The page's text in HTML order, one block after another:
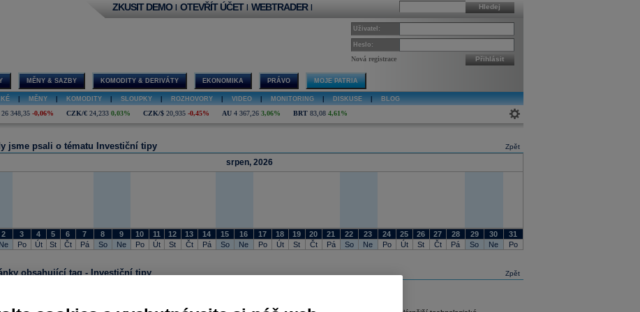
Hledej
ZKUSIT DEMO | OTEVŘÍT ÚČET | WEBTRADER |
Uživatel:
Heslo:
Nová registrace Přihlásit
MĚNY & SAZBY KOMODITY & DERIVÁTY EKONOMIKA PRÁVO MOJE PATRIA
MĚNY KOMODITY SLOUPKY ROZHOVORY VIDEO MONITORING DISKUSE BLOG
26 348,35 -0,06% CZK/€ 24,233 0,03% CZK/$ 20,935 -0,45% AU 4 367,26 3,06% BRT 83,08 4,61%
Zpět
jsme psali o tématu Investiční tipy
srpen, 2026
2 3 4 5 6 7 8 9 10 11 12 13 14 15 16 17 18 19 20 21 22 23 24 25 26 27 28 29 30
31
Ne Po Út St Čt Pá So Ne Po Út St Čt Pá So Ne Po Út St Čt Pá So Ne Po Út St Čt Pá So Ne Po
Zpět
obsahující tag - Investiční tipy